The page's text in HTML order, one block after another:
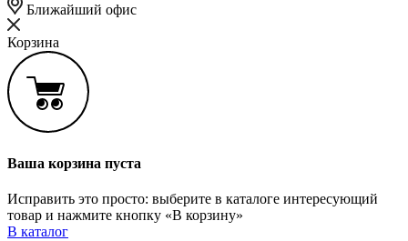
Ближайший офис
Корзина
Ваша корзина пуста
Исправить это просто: выберите в каталоге интересующий
товар и нажмите кнопку «В корзину»
В каталог